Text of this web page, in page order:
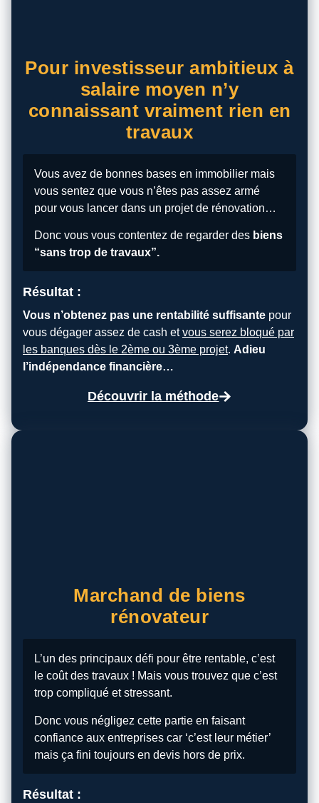
Pour investisseur ambitieux à
salaire moyen n’y
connaissant vraiment rien en
travaux
Vous avez de bonnes bases en immobilier mais
vous sentez que vous n’êtes pas assez armé
pour vous lancer dans un projet de rénovation…
Donc vous vous contentez de regarder des biens
“sans trop de travaux”.
Résultat :
Vous n’obtenez pas une rentabilité suffisante pour
vous dégager assez de cash etvous serez bloqué par
les banques dès le 2ème ou 3ème projet. Adieu
l’indépendance financière…
Découvrir la méthode
Marchand de biens
rénovateur
L’un des principaux défi pour être rentable, c’est
le coût des travaux ! Mais vous trouvez que c’est
trop compliqué et stressant.
Donc vous négligez cette partie en faisant
confiance aux entreprises car ‘c’est leur métier’
mais ça fini toujours en devis hors de prix.
Résultat :